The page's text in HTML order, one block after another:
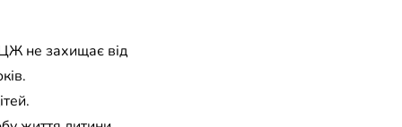
не захищає від